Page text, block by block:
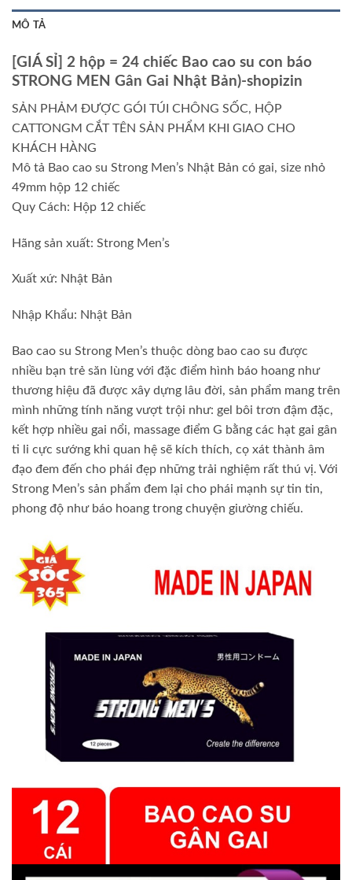
MÔ TẢ
[GIÁ SỈ] 2 hộp = 24 chiếc Bao cao su con báo
STRONG MEN Gân Gai Nhật Bản)-shopizin
SẢN PHẢM ĐƯỢC GÓI TÚI CHÔNG SỐC, HỘP
CATTONGM CẮT TÊN SẢN PHẨM KHI GIAO CHO
KHÁCH HÀNG
Mô tả Bao cao su Strong Men’s Nhật Bản có gai, size nhỏ
49mm hộp 12 chiếc
Quy Cách: Hộp 12 chiếc
Hãng sản xuất: Strong Men’s
Xuất xứ: Nhật Bản
Nhập Khẩu: Nhật Bản
Bao cao su Strong Men’s thuộc dòng bao cao su được
nhiều bạn trẻ săn lùng với đặc điểm hình báo hoang như
thương hiệu đã được xây dựng lâu đời, sản phẩm mang trên
mình những tính năng vượt trội như: gel bôi trơn đậm đặc,
kết hợp nhiều gai nổi, massage điểm G bằng các hạt gai gân
ti li cực sướng khi quan hệ sẽ kích thích, cọ xát thành âm
đạo đem đến cho phái đẹp những trải nghiệm rất thú vị. Với
Strong Men’s sản phẩm đem lại cho phái mạnh sự tin tin,
phong độ như báo hoang trong chuyện giường chiếu.